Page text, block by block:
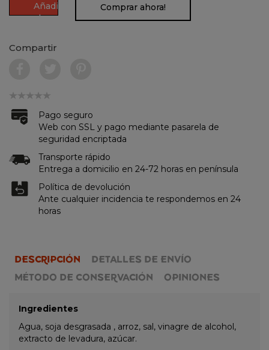
Añadir
al
Comprar ahora!
Compartir
Pago seguro
Web con SSL y pago mediante pasarela de
seguridad encriptada
Transporte rápido
Entrega a domicilio en 24-72 horas en península
Política de devolución
Ante cualquier incidencia te respondemos en 24
horas
DESCRIPCIÓN
DETALLES DE ENVÍO
MÉTODO DE CONSERVACIÓN
OPINIONES
Ingredientes
Agua, soja desgrasada , arroz, sal, vinagre de alcohol,
extracto de levadura, azúcar.